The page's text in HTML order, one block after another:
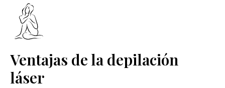
Ventajas de la depilación
láser